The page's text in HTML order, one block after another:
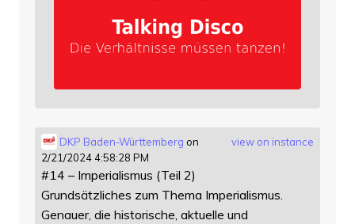
view on instance
DKP Baden-Württemberg on
2/21/2024 4:58:28 PM
#14 – Imperialismus (Teil 2)
Grundsätzliches zum Thema Imperialismus.
Genauer, die historische, aktuelle und